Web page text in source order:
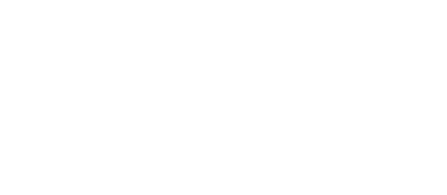
Malé, na ostrově Ziyaaraifushi. Tento tropický ráj je obklopen hlubokými vodami Indického oceánu, které ukrývají bohatý podmořský
útesy, kde můžete spatřit manty a žraloky velrybí. Pár minut plavby od ostrova se také nacházejí vraky lodí a průplavy, ideální pro
uvedené vybavení)